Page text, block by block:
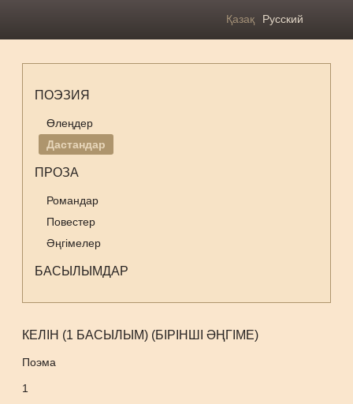
Қазақ Русский
ПОЭЗИЯ
Өлеңдер
Дастандар
ПРОЗА
Романдар
Повестер
Әңгімелер
БАСЫЛЫМДАР
КЕЛІН (1 БАСЫЛЫМ) (БІРІНШІ ӘҢГІМЕ)
Поэма
1